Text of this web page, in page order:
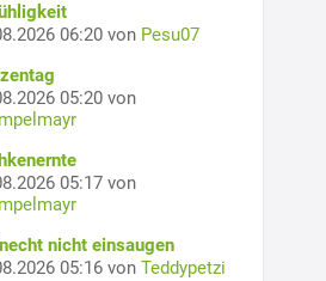
06:20 von Pesu07
05:20 von
05:17 von
nicht einsaugen
05:16 von Teddypetzi